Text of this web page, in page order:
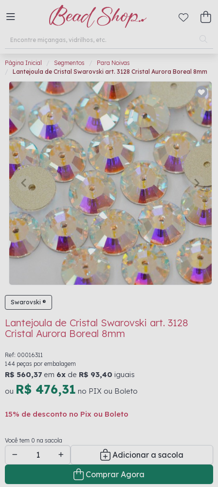
Página Inicial Segmentos
Para Noivas
Lantejoula de Cristal Swarovski art. 3128 Cristal Aurora Boreal 8mm
Swarovski ®
Lantejoula de Cristal Swarovski art. 3128
Cristal Aurora Boreal 8mm
Ref: 00016311
144 peças por embalagem
R$ 560,37 em 6x de R$ 93,40 iguais
ou R$ 476,31 no PIX ou Boleto
15% de desconto no Pix ou Boleto
Você tem 0 na sacola
Adicionar a sacola
Comprar Agora